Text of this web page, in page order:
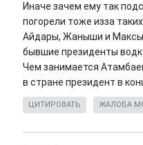
Иначе зачем ему так
погорели тоже изза
Айдары, Жаныши и Максы
бывшие президенты
Чем занимается
в стране президент в
ЦИТИРОВАТЬ ЖАЛОБА